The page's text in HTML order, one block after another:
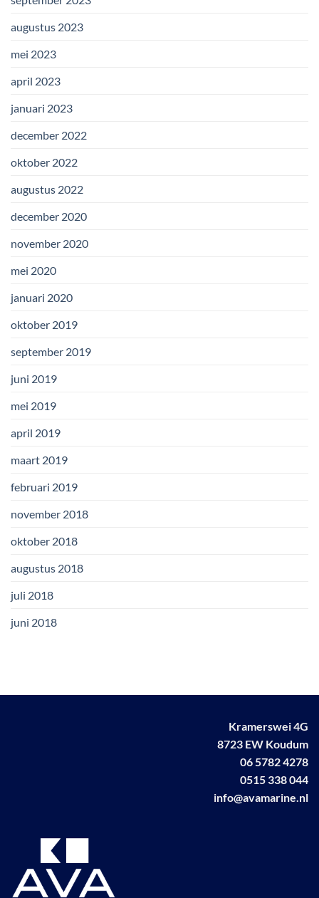
augustus 2023
mei 2023
april 2023
januari 2023
december 2022
oktober 2022
augustus 2022
december 2020
november 2020
mei 2020
januari 2020
oktober 2019
september 2019
juni 2019
mei 2019
april 2019
maart 2019
februari 2019
november 2018
oktober 2018
augustus 2018
juli 2018
juni 2018
Kramerswei 4G
8723 EW Koudum
06 5782 4278
0515 338 044
info@avamarine.nl